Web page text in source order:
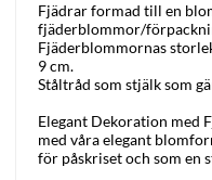
Fjädrar formad till en
fjäderblommor/
Fjäderblommornas
9 cm.
Ståltråd som stjälk som
Elegant Dekoration med
med våra elegant
för påskriset och som en